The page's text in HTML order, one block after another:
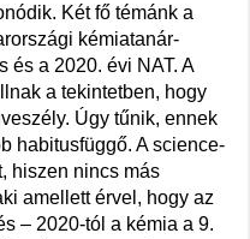
Két fő témánk a
kémiatanár-
és a 2020. évi NAT. A
a tekintetben, hogy
Úgy tűnik, ennek
habitusfüggő. A science-
hiszen nincs más
amellett érvel, hogy az
– 2020-tól a kémia a 9.